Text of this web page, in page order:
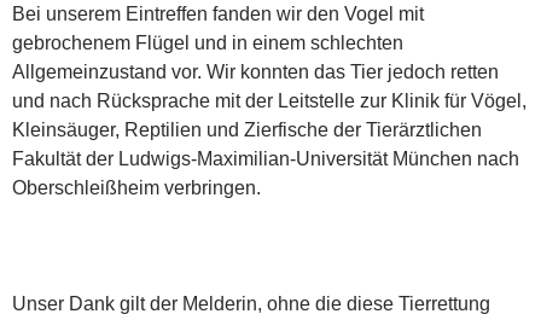
Bei unserem Eintreffen fanden wir den Vogel mit
gebrochenem Flügel und in einem schlechten
Allgemeinzustand vor. Wir konnten das Tier jedoch retten
und nach Rücksprache mit der Leitstelle zur Klinik für Vögel,
Kleinsäuger, Reptilien und Zierfische der Tierärztlichen
Fakultät der Ludwigs-Maximilian-Universität München nach
Oberschleißheim verbringen.
Unser Dank gilt der Melderin, ohne die diese Tierrettung